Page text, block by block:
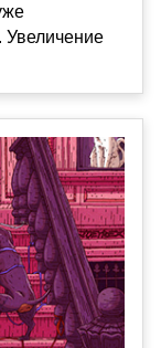
Увеличение